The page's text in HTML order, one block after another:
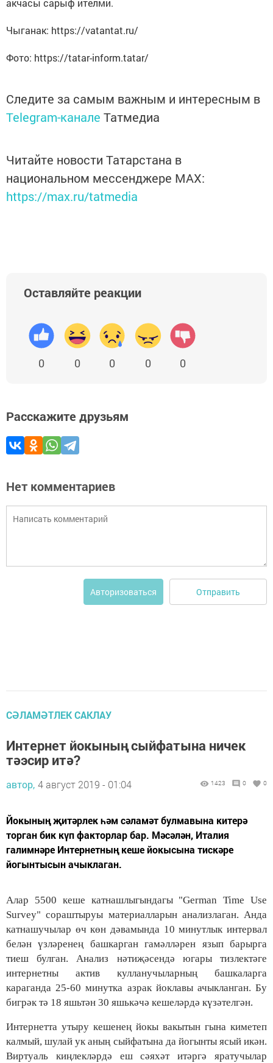
акчасы сарыф ителми.
Чыганак: https://vatantat.ru/
Фото: https://tatar-inform.tatar/
Следите за самым важным и интересным в
Telegram-канале Татмедиа
Читайте новости Татарстана в
национальном мессенджере MАХ:
https://max.ru/tatmedia
Оставляйте реакции
0 0 0 0 0
Расскажите друзьям
Нет комментариев
Авторизоваться Отправить
СӘЛАМӘТЛЕК САКЛАУ
Интернет йокының сыйфатына ничек
тәэсир итә?
автор, 4 август 2019 - 01:04 1423 0 0
Йокының җитәрлек һәм сәламәт булмавына китерә
торган бик күп факторлар бар. Мәсәлән, Италия
галимнәре Интернетның кеше йокысына тискәре
йогынтысын ачыклаган.
Алар 5500 кеше катнашлыгындагы "German Time Use
Survey" сораштыруы материалларын анализлаган. Анда
катнашучылар өч көн дәвамында 10 минутлык интервал
белән үзләренең башкарган гамәлләрен язып барырга
тиеш булган. Анализ нәтиҗәсендә югары тизлектәге
интернетны актив кулланучыларның башкаларга
караганда 25-60 минутка азрак йоклавы ачыкланган. Бу
бигрәк тә 18 яшьтән 30 яшькәчә кешеләрдә күзәтелгән.
Интернетта утыру кешенең йокы вакытын гына киметеп
калмый, шулай ук аның сыйфатына да йогынты ясый икән.
Виртуаль киңлекләрдә еш сәяхәт итәргә яратучылар